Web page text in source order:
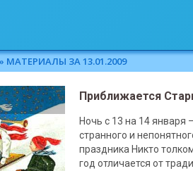
» МАТЕРИАЛЫ ЗА 13.01.2009
Приближается
Ночь с 13 на 14 января
странного и
праздника Никто
год отличается от